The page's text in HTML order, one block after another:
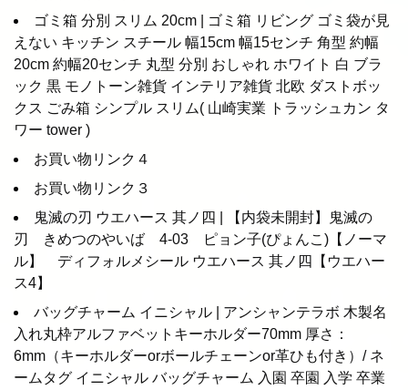
ゴミ箱 分別 スリム 20cm | ゴミ箱 リビング ゴミ袋が見
えない キッチン スチール 幅15cm 幅15センチ 角型 約幅
20cm 約幅20センチ 丸型 分別 おしゃれ ホワイト 白 ブラ
ック 黒 モノトーン雑貨 インテリア雑貨 北欧 ダストボッ
クス ごみ箱 シンプル スリム( 山崎実業 トラッシュカン タ
ワー tower )
お買い物リンク４
お買い物リンク３
鬼滅の刃 ウエハース 其ノ四 | 【内袋未開封】鬼滅の
刃 きめつのやいば 4-03 ピョン子(ぴょんこ)【ノーマ
ル】 ディフォルメシール ウエハース 其ノ四【ウエハー
ス4】
バッグチャーム イニシャル | アンシャンテラボ 木製名
入れ丸枠アルファベットキーホルダー70mm 厚さ：
6mm（キーホルダーorボールチェーンor革ひも付き）/ ネ
ームタグ イニシャル バッグチャーム 入園 卒園 入学 卒業